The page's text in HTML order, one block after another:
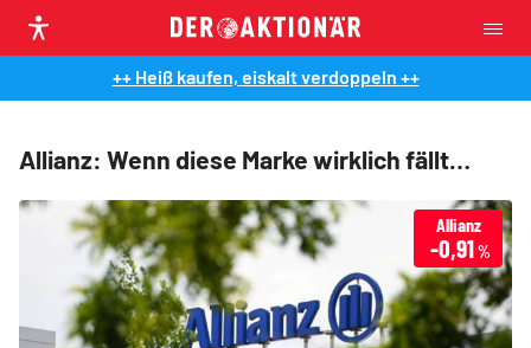
++ Heiß kaufen, eiskalt verdoppeln ++
Allianz: Wenn diese Marke wirklich fällt…
Allianz
-0,91%